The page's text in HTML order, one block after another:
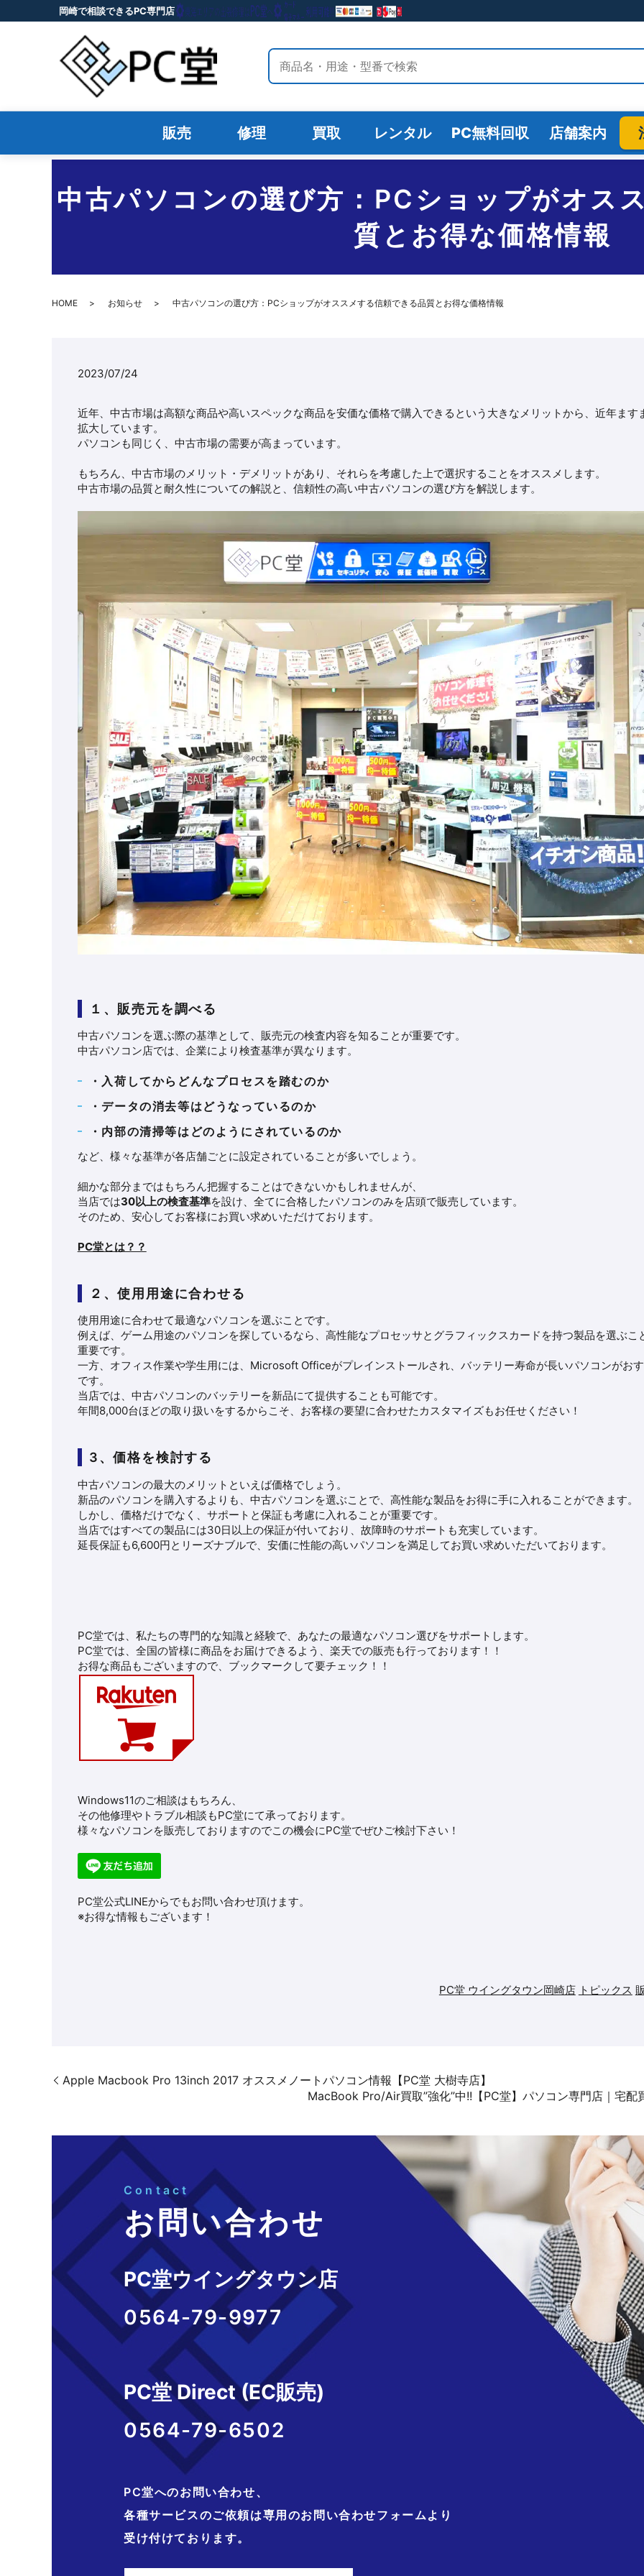
岡崎で相談できるPC専門店
サイト内検索
販売 修理 買取 レンタル PC無料回収 店舗案内
中古パソコンの選び方：PCショップがオス
質とお得な価格情報
HOME お知らせ 中古パソコンの選び方：PCショップがオススメする信頼できる品質とお得な価格情報
2023/07/24
近年、中古市場は高額な商品や高いスペックな商品を安価な価格で購入できるという大きなメリットから、近年ます
拡大しています。
パソコンも同じく、中古市場の需要が高まっています。
もちろん、中古市場のメリット・デメリットがあり、それらを考慮した上で選択することをオススメします。
中古市場の品質と耐久性についての解説と、信頼性の高い中古パソコンの選び方を解説します。
１、販売元を調べる
中古パソコンを選ぶ際の基準として、販売元の検査内容を知ることが重要です。
中古パソコン店では、企業により検査基準が異なります。
・入荷してからどんなプロセスを踏むのか
・データの消去等はどうなっているのか
・内部の清掃等はどのようにされているのか
など、様々な基準が各店舗ごとに設定されていることが多いでしょう。
細かな部分まではもちろん把握することはできないかもしれませんが、
当店では30以上の検査基準を設け、全てに合格したパソコンのみを店頭で販売しています。
そのため、安心してお客様にお買い求めいただけております。
PC堂とは？？
２、使用用途に合わせる
使用用途に合わせて最適なパソコンを選ぶことです。
例えば、ゲーム用途のパソコンを探しているなら、高性能なプロセッサとグラフィックスカードを持つ製品を選ぶこ
重要です。
一方、オフィス作業や学生用には、Microsoft Officeがプレインストールされ、バッテリー寿命が長いパソコンがお
です。
当店では、中古パソコンのバッテリーを新品にて提供することも可能です。
年間8,000台ほどの取り扱いをするからこそ、お客様の要望に合わせたカスタマイズもお任せください！
3、価格を検討する
中古パソコンの最大のメリットといえば価格でしょう。
新品のパソコンを購入するよりも、中古パソコンを選ぶことで、高性能な製品をお得に手に入れることができます。
しかし、価格だけでなく、サポートと保証も考慮に入れることが重要です。
当店ではすべての製品には30日以上の保証が付いており、故障時のサポートも充実しています。
延長保証も6,600円とリーズナブルで、安価に性能の高いパソコンを満足してお買い求めいただいております。
PC堂では、私たちの専門的な知識と経験で、あなたの最適なパソコン選びをサポートします。
PC堂では、全国の皆様に商品をお届けできるよう、楽天での販売も行っております！！
お得な商品もございますので、ブックマークして要チェック！！
Windows11のご相談はもちろん、
その他修理やトラブル相談もPC堂にて承っております。
様々なパソコンを販売しておりますのでこの機会にPC堂でぜひご検討下さい！
PC堂公式LINEからでもお問い合わせ頂けます。
※お得な情報もございます！
PC堂 ウイングタウン岡崎店 トピックス
Apple Macbook Pro 13inch 2017 オススメノートパソコン情報【PC堂 大樹寺店】
MacBook Pro/Air買取”強化”中!!【PC堂】パソコン専門店｜宅配
Contact
お問い合わせ
PC堂ウイングタウン店
0564-79-9977
PC堂 Direct (EC販売)
0564-79-6502
PC堂へのお問い合わせ、
各種サービスのご依頼は専用のお問い合わせフォームより
受け付けております。